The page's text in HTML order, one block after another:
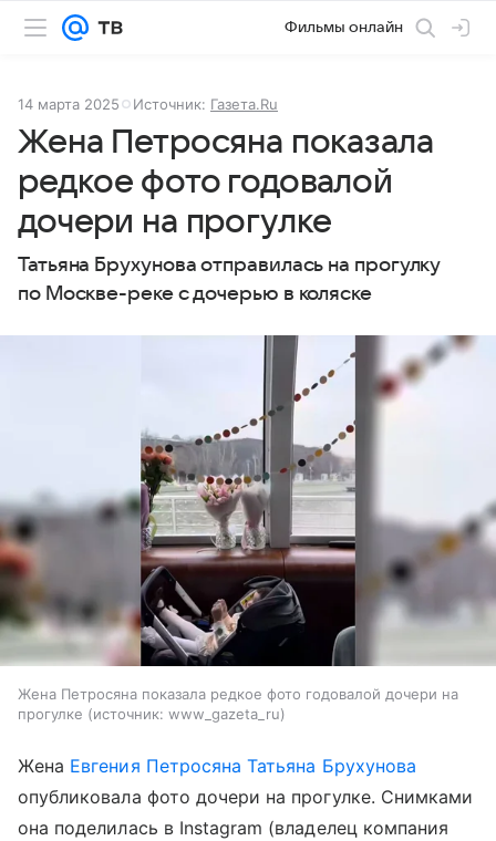
Фильмы онлайн
14 марта 2025 Источник: Газета.Ru
Жена Петросяна показала
редкое фото годовалой
дочери на прогулке
Татьяна Брухунова отправилась на прогулку
по Москве-реке с дочерью в коляске
Жена Петросяна показала редкое фото годовалой дочери на
прогулке
источник: www_gazeta_ru
Жена Евгения Петросяна Татьяна Брухунова
опубликовала фото дочери на прогулке. Снимками
она поделилась в Instagram (владелец компания